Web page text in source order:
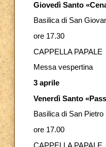
Giovedì Santo
Basilica di San
ore 17.30
CAPPELLA PAPALE
Messa vespertina
3 aprile
Venerdì Santo
Basilica di San Pietro
ore 17.00
CAPPELLA PAPALE